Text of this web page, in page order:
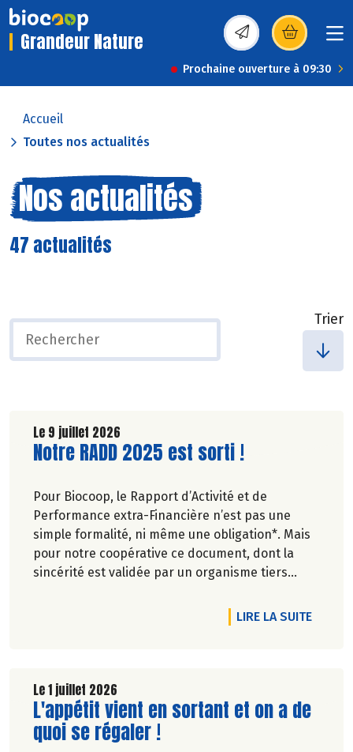
Grandeur Nature (s’ouvre dans une
Prochaine ouverture à 09:30
Accueil
Toutes nos actualités
Nos actualités
47 actualités
Trier
Le 9 juillet 2026
Lire la suite de l'article
Notre RADD 2025 est sorti !
Pour Biocoop, le Rapport d’Activité et de
Performance extra-Financière n’est pas une
simple formalité, ni même une obligation*. Mais
pour notre coopérative ce document, dont la
sincérité est validée par un organisme tiers
vis de l'ensemble de nos parties prenantes
(Paysan.ne.s Associé.e.s, magasins...) et de nos
accessible et désirable une bio exigeante.
LIRE LA SUITEDE
Le 1 juillet 2026
Lire la suite de l'article
L'appétit vient en sortant et on a de
quoi se régaler !